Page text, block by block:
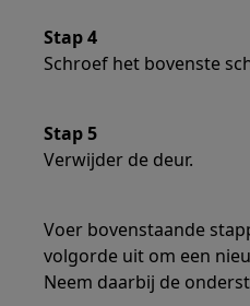
Stap 4
Schroef het bovenste
Stap 5
Verwijder de deur.
Voer bovenstaande
volgorde uit om een
Neem daarbij de